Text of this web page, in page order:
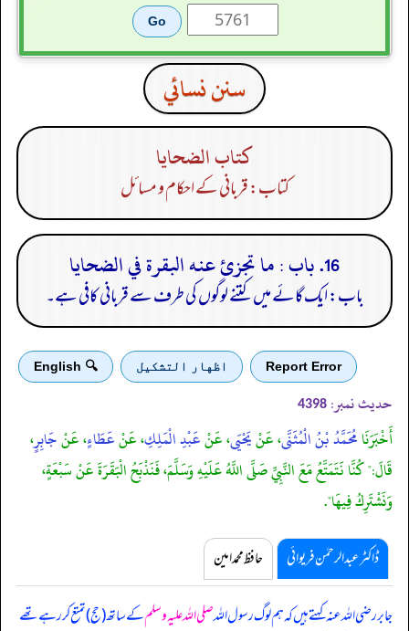
سنن نسائي
كتاب الضحايا
کتاب: قربانی کے احکام و مسائل
16. باب : ما تجزئ عنه البقرة في الضحايا
باب: ایک گائے میں کتنے لوگوں کی طرف سے قربانی کافی ہے۔
Report Error اظهار التشكيل 🔍 English
حدیث نمبر: 4398
أَخْبَرَنَامُحَمَّدُ بْنُ الْمُثَنَّى، عَنْيَحْيَى، عَنْعَبْدِ الْمَلِكِ، عَنْعَطَاءٍ، عَنْجَابِرٍ،
قَالَ:" كُنَّا نَتَمَتَّعُ مَعَ النَّبِيِّ صَلَّى اللَّهُ عَلَيْهِ وَسَلَّمَ، فَنَذْبَحُ الْبَقَرَةَ عَنْ سَبْعَةٍ،
وَنَشْتَرِكُ فِيهَا".
ڈاکٹر عبدالرحمٰن فریوائی حافظ محمد امین
جابر رضی اللہ عنہ کہتے ہیں کہہم لوگ رسول اللہصلی اللہ علیہ وسلمکے ساتھ (حج) تمتع کر رہے تھے